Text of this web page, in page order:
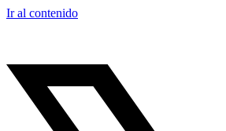
Ir al contenido